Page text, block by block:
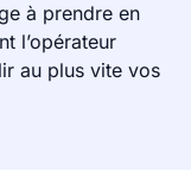
à prendre en
l’opérateur
au plus vite vos